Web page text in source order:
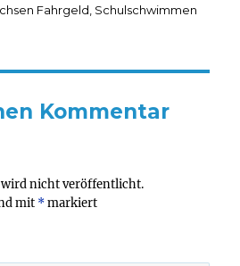
Fahrgeld Schulschwimmen
Kommentar
nicht veröffentlicht.
mit *markiert